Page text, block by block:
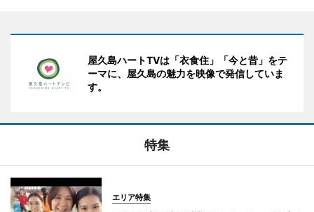
屋久島ハートTVは「衣食住」「今と昔」をテ
ーマに、屋久島の魅力を映像で発信していま
す。
特集
エリア特集